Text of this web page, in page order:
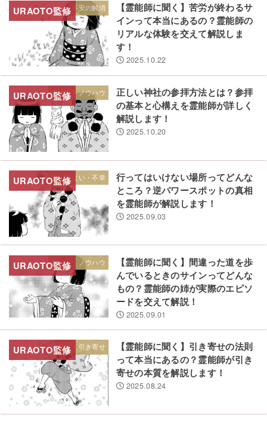
不安の解消
【霊能師に聞く】苦労が終わるサ
インって本当にあるの？霊能師の
リアルな体験を交えて解説しま
す！
2025.10.22
生き方・ノウハウ
正しい神社の参拝方法とは？参拝
の基本と心構えを霊能師が詳しく
解説します！
2025.10.20
ついてない・不幸
行ってはいけない場所ってどんな
ところ？逆パワースポットの真相
を霊能師が解説します！
2025.09.03
生き方・ノウハウ
【霊能師に聞く】間違った道を歩
んでいるときのサインってどんな
もの？霊能師の姉が実際のエピソ
ードを交えて解説！
2025.09.01
幸運・引き寄せ
【霊能師に聞く】引き寄せの法則
って本当にあるの？霊能師が引き
寄せの本質を解説します！
2025.08.24